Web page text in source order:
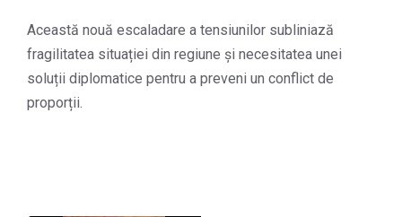
Această nouă escaladare a tensiunilor subliniază
fragilitatea situației din regiune și necesitatea unei
soluții diplomatice pentru a preveni un conflict de
proporții.